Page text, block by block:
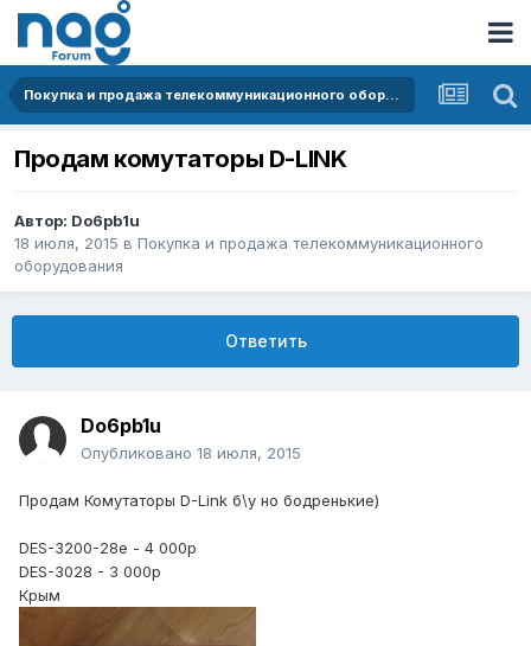
Покупка и продажа телекоммуникационного оборудования
Продам комутаторы D-LINK
Автор: Do6pb1u
18 июля, 2015 в Покупка и продажа телекоммуникационного
оборудования
Ответить
Do6pb1u
Опубликовано 18 июля, 2015
Продам Комутаторы D-Link б\у но бодренькие)
DES-3200-28e - 4 000р
DES-3028 - 3 000р
Крым